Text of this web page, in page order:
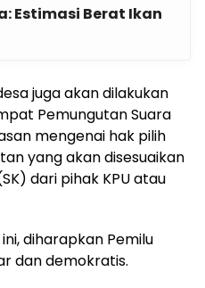
Estimasi Berat Ikan
juga akan dilakukan
Pemungutan Suara
mengenai hak pilih
yang akan disesuaikan
dari pihak KPU atau
diharapkan Pemilu
dan demokratis.